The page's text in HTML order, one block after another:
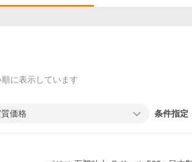
に表示しています
価格 条件指定